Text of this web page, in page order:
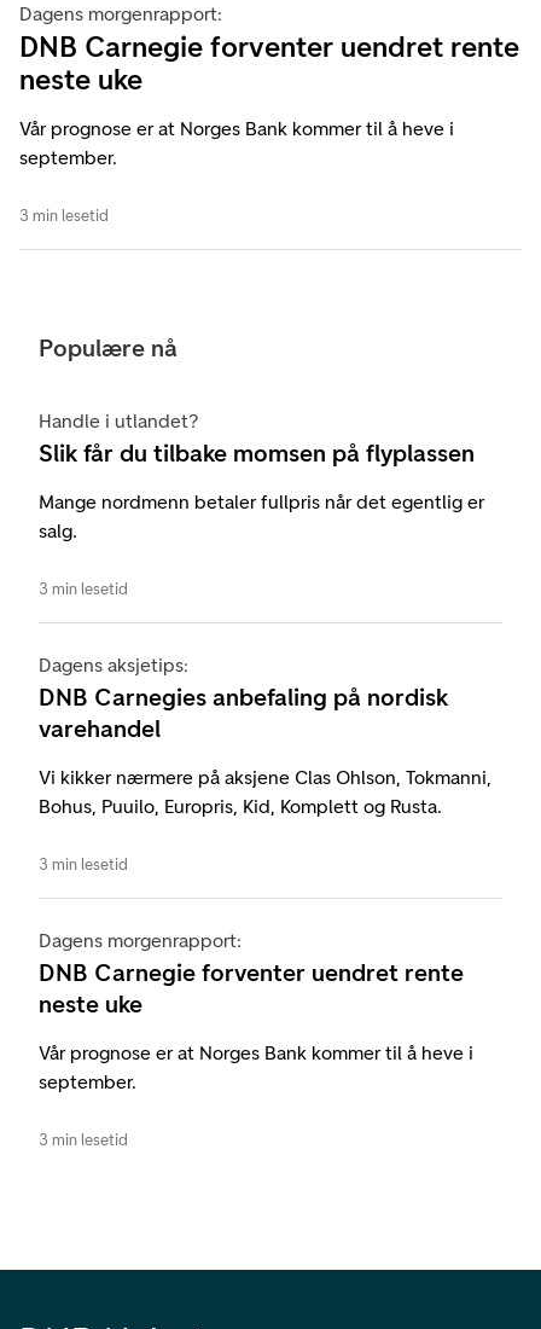
Dagens morgenrapport:
DNB Carnegie forventer uendret rente
neste uke
Vår prognose er at Norges Bank kommer til å heve i
september.
3 min lesetid
Populære nå
Handle i utlandet?
Slik får du tilbake momsen på flyplassen
Mange nordmenn betaler fullpris når det egentlig er
salg.
3 min lesetid
Dagens aksjetips:
DNB Carnegies anbefaling på nordisk
varehandel
Vi kikker nærmere på aksjene Clas Ohlson, Tokmanni,
Bohus, Puuilo, Europris, Kid, Komplett og Rusta.
3 min lesetid
Dagens morgenrapport:
DNB Carnegie forventer uendret rente
neste uke
Vår prognose er at Norges Bank kommer til å heve i
september.
3 min lesetid